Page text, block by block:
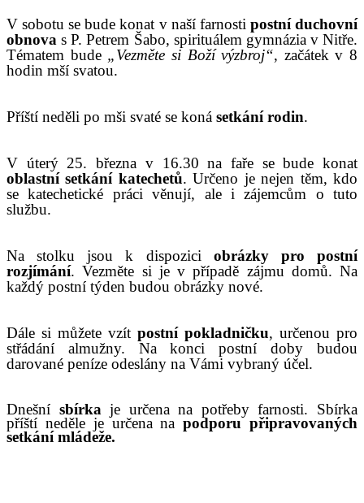
V sobotu se bude konat v naší farnosti postní duchovní
obnova s P. Petrem Šabo, spirituálem gymnázia v Nitře.
Tématem bude „Vezměte si Boží výzbroj“, začátek v 8
hodin mší svatou.
Příští neděli po mši svaté se koná setkání rodin.
V úterý 25. března v 16.30 na faře se bude konat
oblastní setkání katechetů.Určeno je nejen těm, kdo
se katechetické práci věnují, ale i zájemcům o tuto
službu.
Na stolku jsou k dispozici obrázky pro postní
rozjímání. Vezměte si je v případě zájmu domů. Na
každý postní týden budou obrázky nové.
Dále si můžete vzít postní pokladničku, určenou pro
střádání almužny. Na konci postní doby budou
darované peníze odeslány na Vámi vybraný účel.
Dnešní sbírkaje určena na potřeby farnosti. Sbírka
příští neděle je určena napodporu připravovaných
setkání mládeže.